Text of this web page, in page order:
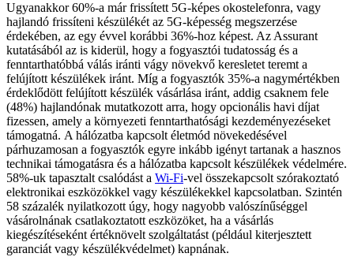
Ugyanakkor 60%-a már frissített 5G-képes okostelefonra, vagy
hajlandó frissíteni készülékét az 5G-képesség megszerzése
érdekében, az egy évvel korábbi 36%-hoz képest. Az Assurant
kutatásából az is kiderül, hogy a fogyasztói tudatosság és a
fenntarthatóbbá válás iránti vágy növekvő keresletet teremt a
felújított készülékek iránt. Míg a fogyasztók 35%-a nagymértékben
érdeklődött felújított készülék vásárlása iránt, addig csaknem fele
(48%) hajlandónak mutatkozott arra, hogy opcionális havi díjat
fizessen, amely a környezeti fenntarthatósági kezdeményezéseket
támogatná. A hálózatba kapcsolt életmód növekedésével
párhuzamosan a fogyasztók egyre inkább igényt tartanak a hasznos
technikai támogatásra és a hálózatba kapcsolt készülékek védelmére.
58%-uk tapasztalt csalódást a Wi-Fi-vel összekapcsolt szórakoztató
elektronikai eszközökkel vagy készülékekkel kapcsolatban. Szintén
58 százalék nyilatkozott úgy, hogy nagyobb valószínűséggel
vásárolnának csatlakoztatott eszközöket, ha a vásárlás
kiegészítéseként értéknövelt szolgáltatást (például kiterjesztett
garanciát vagy készülékvédelmet) kapnának.